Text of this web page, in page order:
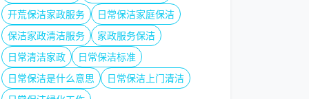
开荒保洁家政服务
日常保洁家庭保洁
保洁家政清洁服务
家政服务保洁
日常清洁家政
日常保洁标准
日常保洁是什么意思
日常保洁上门清洁